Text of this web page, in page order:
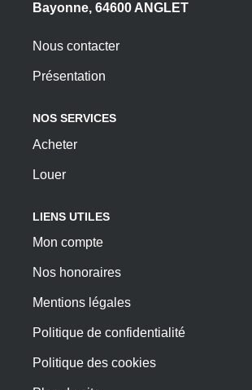
Bayonne, 64600 ANGLET
Nous contacter
Présentation
NOS SERVICES
Acheter
Louer
LIENS UTILES
Mon compte
Nos honoraires
Mentions légales
Politique de confidentialité
Politique des cookies